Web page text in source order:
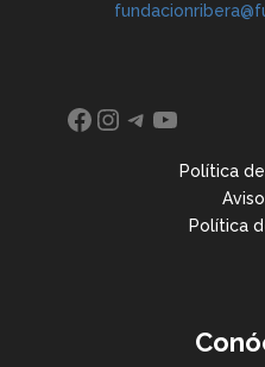
Facebook
Instagram
Telegram
YouTube
Política
Política